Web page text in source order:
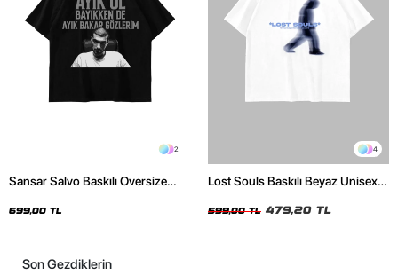
2
Sansar Salvo Baskılı Oversize
699,00 TL
4
Lost Souls Baskılı Beyaz Unisex
599,00 TL 479,20 TL
Son Gezdiklerin